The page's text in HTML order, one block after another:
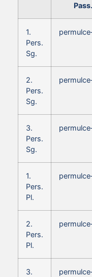
Pass.
1.
Pers.
Sg.
2.
Pers.
Sg.
3.
Pers.
Sg.
1.
Pers.
Pl.
2.
Pers.
Pl.
3.